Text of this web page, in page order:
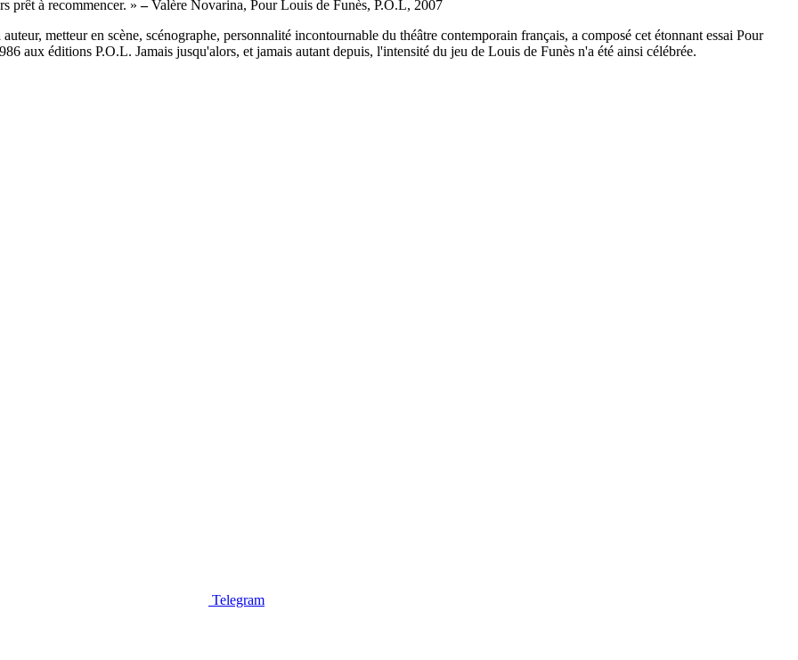
prêt à recommencer. »–Valère Novarina, Pour Louis de Funès, P.O.L, 2007
metteur en scène, scénographe, personnalité incontournable du théâtre contemporain français, a composé cet étonnant essai Pour
aux éditions P.O.L. Jamais jusqu'alors, et jamais autant depuis, l'intensité du jeu de Louis de Funès n'a été ainsi célébrée.
Telegram